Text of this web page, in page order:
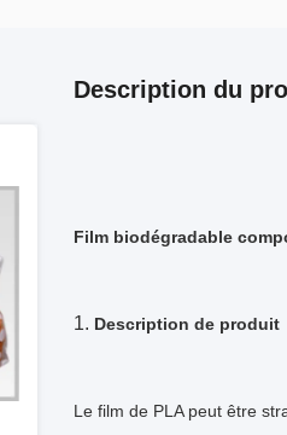
Description du
Film biodégradable
1. Description de produit
Le film de PLA peut être